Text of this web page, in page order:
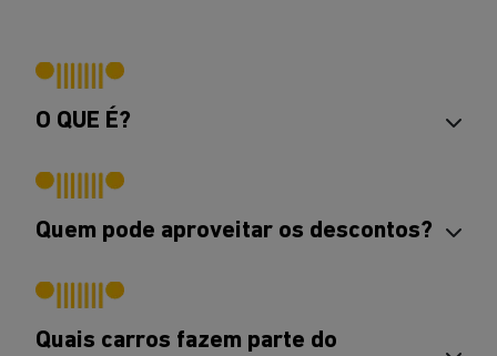
O QUE É?
Quem pode aproveitar os descontos?
Quais carros fazem parte do